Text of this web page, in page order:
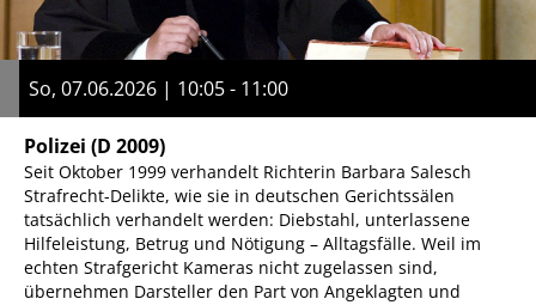
So, 07.06.2026 | 10:05 - 11:00
Polizei (D 2009)
Seit Oktober 1999 verhandelt Richterin Barbara Salesch
Strafrecht-Delikte, wie sie in deutschen Gerichtssälen
tatsächlich verhandelt werden: Diebstahl, unterlassene
Hilfeleistung, Betrug und Nötigung – Alltagsfälle. Weil im
echten Strafgericht Kameras nicht zugelassen sind,
übernehmen Darsteller den Part von Angeklagten und